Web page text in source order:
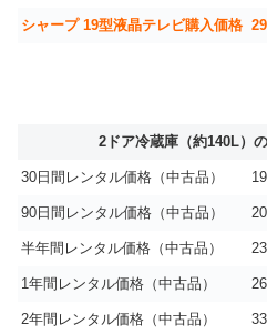
シャープ 19型液晶テレビ購入価格
2ドア冷蔵庫（約140L）
30日間レンタル価格（中古品）
90日間レンタル価格（中古品）
半年間レンタル価格（中古品）
1年間レンタル価格（中古品）
2年間レンタル価格（中古品）